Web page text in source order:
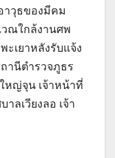
าวุธของมีคม
ณใกล้งานศพ
ะเยาหลังรับแจ้ง
านีตำรวจภูธร
หญ่จุน เจ้าหน้าที่
ลเวียงลอ เจ้า